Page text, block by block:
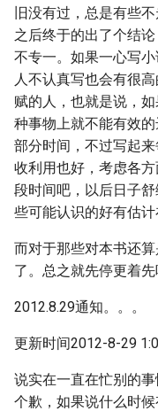
旧没有过，总是有些
之后终于的出了个结
不专一。如果一心写
人不认真写也会有很
赋的人，也就是说，
种事物上就不能有效
部分时间，不过写起
收利用也好，考虑各
段时间吧，以后日子
些可能认识的好有估计
而对于那些对本书还
了。总之就先停更着先
2012.8.29通知。。。
更新时间2012-8-29
说实在一直在忙别的
个歉，如果说什么时